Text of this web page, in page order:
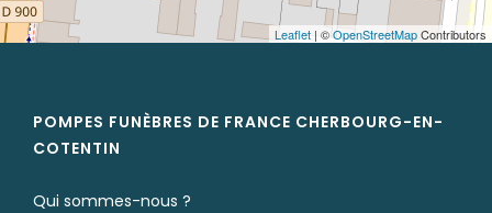
Leaflet | ©OpenStreetMapContributors
POMPES FUNÈBRES DE FRANCE CHERBOURG-EN-
COTENTIN
Qui sommes-nous ?